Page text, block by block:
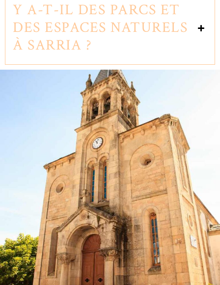
Y A-T-IL DES PARCS ET
DES ESPACES NATURELS
À SARRIA ?